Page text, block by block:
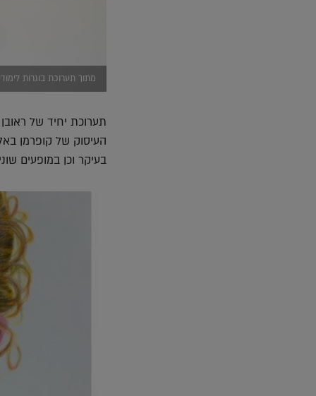
מתוך תערוכת בוגרות
תערוכת יחיד של
העיסוק של קופרמן
בעיקר וכן במופעים